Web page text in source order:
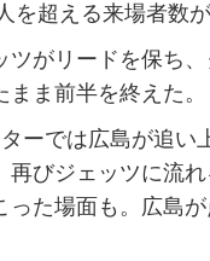
を超える来場者数が
がリードを保ち
ま前半を終えた。
ーでは広島が追い
再びジェッツに流
った場面も。広島